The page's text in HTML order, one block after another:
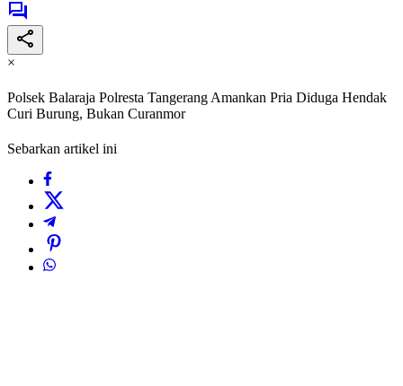
×
Polsek Balaraja Polresta Tangerang Amankan Pria Diduga Hendak
Curi Burung, Bukan Curanmor
Sebarkan artikel ini